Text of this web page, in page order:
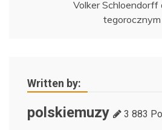
Volker Schloendorff
tegorocznym
Written by:
polskiemuzy 3 883